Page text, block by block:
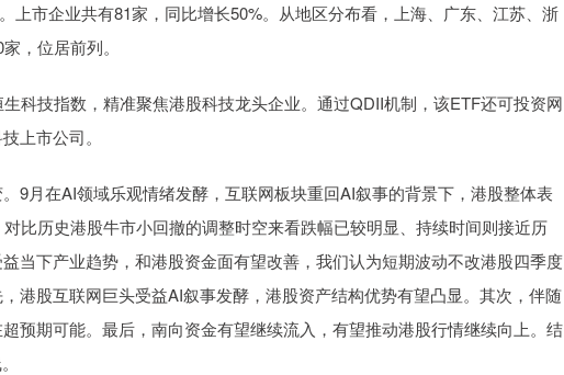
上市企业共有81家，同比增长50%。从地区分布看，上海、广东、江苏、浙
，位居前列。
科技指数，精准聚焦港股科技龙头企业。通过QDII机制，该ETF还可投资网
上市公司。
9月在AI领域乐观情绪发酵，互联网板块重回AI叙事的背景下，港股整体表
比历史港股牛市小回撤的调整时空来看跌幅已较明显、持续时间则接近历
当下产业趋势，和港股资金面有望改善，我们认为短期波动不改港股四季度
港股互联网巨头受益AI叙事发酵，港股资产结构优势有望凸显。其次，伴随
预期可能。最后，南向资金有望继续流入，有望推动港股行情继续向上。结